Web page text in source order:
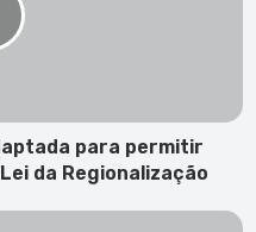
para permitir
da Regionalização